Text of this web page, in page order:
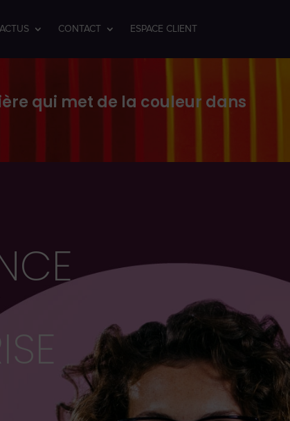
ACTUS CONTACT ESPACE CLIENT
qui met de la couleur dans